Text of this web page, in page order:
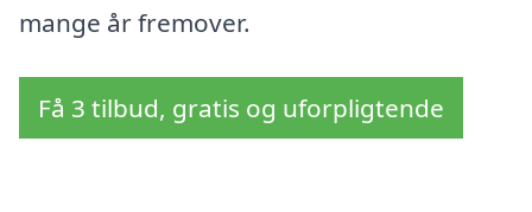
mange år fremover.
Få 3 tilbud, gratis og uforpligtende